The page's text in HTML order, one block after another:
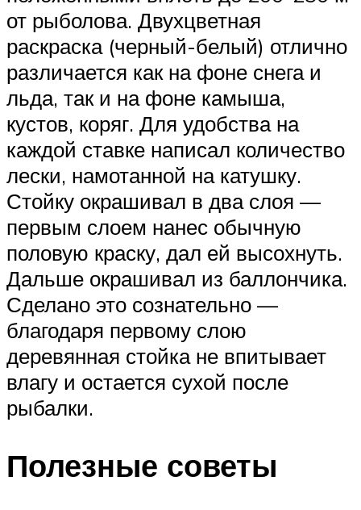
от рыболова. Двухцветная
раскраска (черный-белый) отлично
различается как на фоне снега и
льда, так и на фоне камыша,
кустов, коряг. Для удобства на
каждой ставке написал количество
лески, намотанной на катушку.
Стойку окрашивал в два слоя —
первым слоем нанес обычную
половую краску, дал ей высохнуть.
Дальше окрашивал из баллончика.
Сделано это сознательно —
благодаря первому слою
деревянная стойка не впитывает
влагу и остается сухой после
рыбалки.
Полезные советы